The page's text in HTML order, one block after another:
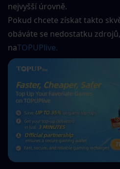
nejvyšší úrovně.
Pokud chcete získat takto
obáváte se nedostatku
naTOPUPlive.